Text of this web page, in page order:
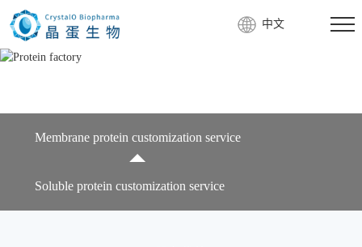
中文
Membrane protein customization service
Soluble protein customization service